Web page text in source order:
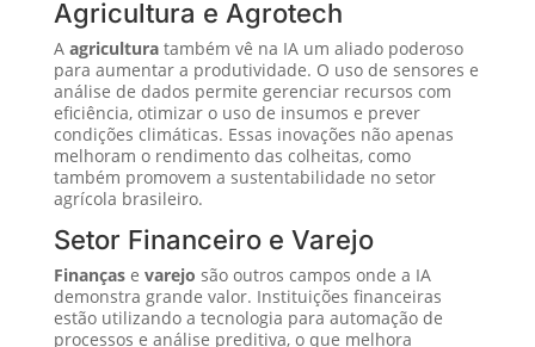
Agricultura e Agrotech
Aagriculturatambém vê na IA um aliado poderoso
para aumentar a produtividade. O uso de sensores e
análise de dados permite gerenciar recursos com
eficiência, otimizar o uso de insumos e prever
condições climáticas. Essas inovações não apenas
melhoram o rendimento das colheitas, como
também promovem a sustentabilidade no setor
agrícola brasileiro.
Setor Financeiro e Varejo
Finançase varejo são outros campos onde a IA
demonstra grande valor. Instituições financeiras
estão utilizando a tecnologia para automação de
processos e análise preditiva, o que melhora